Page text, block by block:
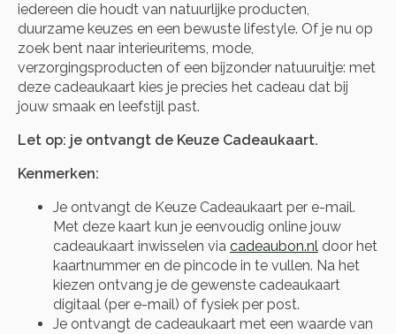
iedereen die houdt van natuurlijke producten,
duurzame keuzes en een bewuste lifestyle. Of je nu op
zoek bent naar interieuritems, mode,
verzorgingsproducten of een bijzonder natuuruitje: met
deze cadeaukaart kies je precies het cadeau dat bij
jouw smaak en leefstijl past.
Let op: je ontvangt de Keuze Cadeaukaart.
Kenmerken:
Je ontvangt de Keuze Cadeaukaart per e-mail.
Met deze kaart kun je eenvoudig online jouw
cadeaukaart inwisselen via cadeaubon.nl door het
kaartnummer en de pincode in te vullen. Na het
kiezen ontvang je de gewenste cadeaukaart
digitaal (per e-mail) of fysiek per post.
Je ontvangt de cadeaukaart met een waarde van